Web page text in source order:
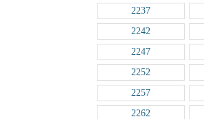
2237
2242
2247
2252
2257
2262